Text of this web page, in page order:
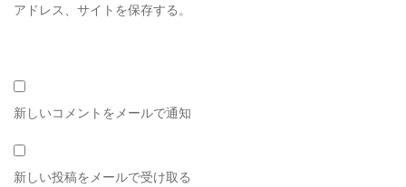
アドレス、サイトを保存する。
新しいコメントをメールで通知
新しい投稿をメールで受け取る